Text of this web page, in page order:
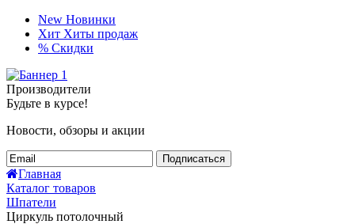
New Новинки
Хит Хиты продаж
% Скидки
Производители
Будьте в курсе!
Новости, обзоры и акции
Подписаться
Главная
Каталог товаров
Шпатели
Циркуль потолочный